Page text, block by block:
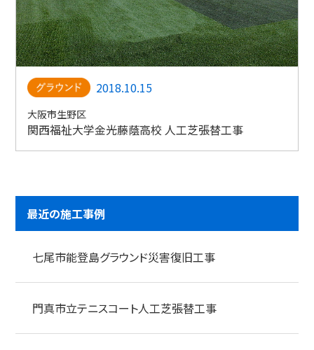
2018.10.15
大阪市生野区
関西福祉大学金光藤蔭高校 人工芝張替工事
最近の施工事例
七尾市能登島グラウンド災害復旧工事
門真市立テニスコート人工芝張替工事